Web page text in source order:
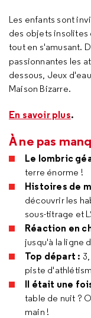
Les enfants sont
des objets insolites
tout en s'amusant.
passionnantes les
dessous, Jeux
Maison Bizarre.
En savoir plus.
À ne pas
Le lombric
terre énorme !
Histoires de
découvrir les
sous-titrage et
Réaction en
jusqu'à la ligne
Top départ :
piste
Il était une
table de nuit ?
main !